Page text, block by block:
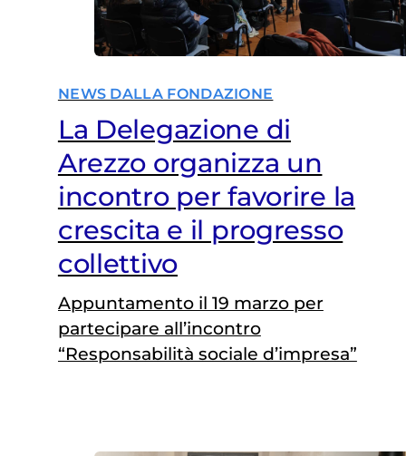
NEWS DALLA FONDAZIONE
La Delegazione di
Arezzo organizza un
incontro per favorire la
crescita e il progresso
collettivo
Appuntamento il 19 marzo per
partecipare all’incontro
“Responsabilità sociale d’impresa”